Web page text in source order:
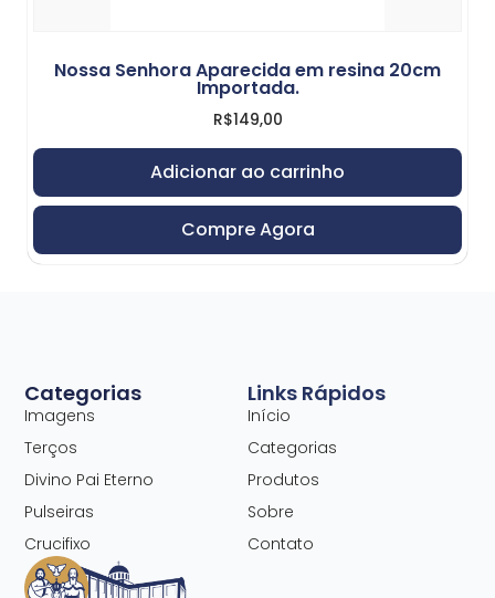
Nossa Senhora Aparecida em resina 20cm
Importada.
R$149,00
Adicionar ao carrinho
Compre Agora
Links Rápidos
Início
Categorias
Produtos
Sobre
Contato
Categorias
Imagens
Terços
Divino Pai Eterno
Pulseiras
Crucifixo